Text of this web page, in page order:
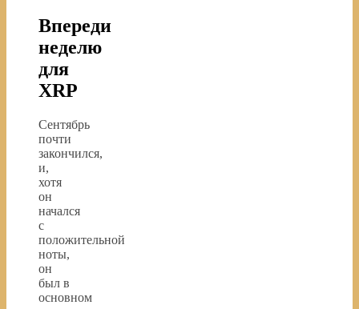
Впереди
неделю
для
XRP
Сентябрь
почти
закончился,
и,
хотя
он
начался
с
положительной
ноты,
он
был в
основном